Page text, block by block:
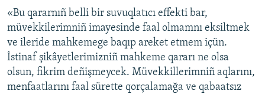
«Bu qararnıñ belli bir suvuqlatıcı effekti bar,
müvekkilerimniñ imayesinde faal olmamnı eksiltmek
ve ileride mahkemege baqıp areket etmem içün.
İstinaf şikâyetlerimizniñ mahkeme qararı ne olsa
olsun, fikrim deñişmeycek. Müvekkillerimniñ aqlarını,
menfaatlarını faal sürette qorçalamağa ve qabaatsız